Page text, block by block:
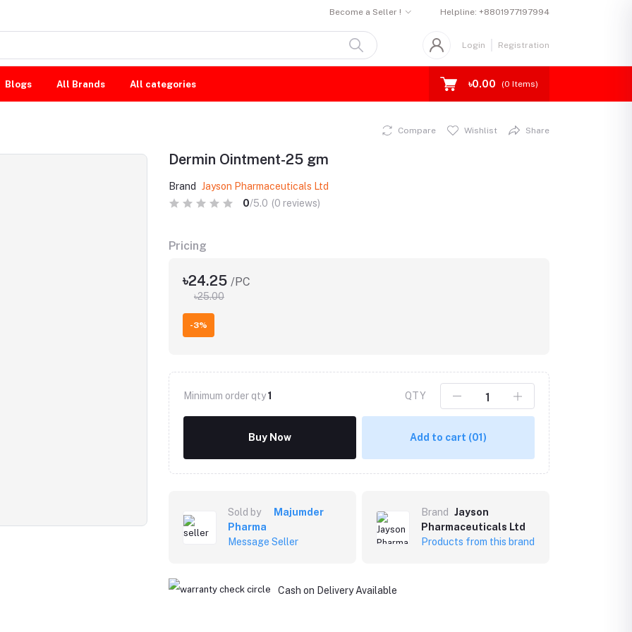
Become a Seller ! Helpline: +8801977197994
Login Registration
Blogs All Brands All categories ৳0.00 (0 Items)
Compare Wishlist Share
Dermin Ointment-25 gm
Brand
Jayson Pharmaceuticals Ltd
0/5.0 (0 reviews)
Pricing
৳24.25 /PC
৳25.00
-3%
Minimum order qty1 QTY
Buy Now Add to cart (01)
Sold by
Majumder
Pharma
Message Seller
Brand
Jayson
Pharmaceuticals Ltd
Products from this brand
Cash on Delivery Available